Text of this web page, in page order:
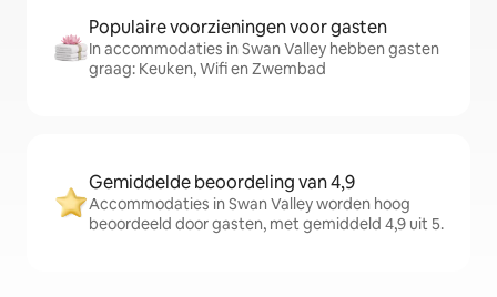
Populaire voorzieningen voor gasten
In accommodaties in Swan Valley hebben gasten
graag: Keuken, Wifi en Zwembad
Gemiddelde beoordeling van 4,9
Accommodaties in Swan Valley worden hoog
beoordeeld door gasten, met gemiddeld 4,9 uit 5.